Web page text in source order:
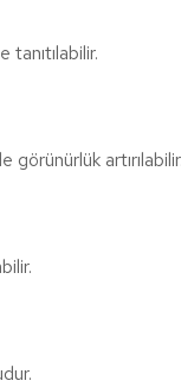
tanıtılabilir.
görünürlük